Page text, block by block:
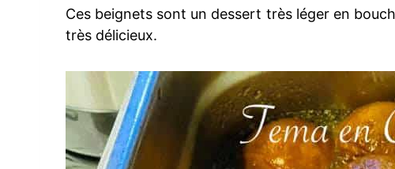
Ces beignets sont un dessert très léger en
très délicieux.